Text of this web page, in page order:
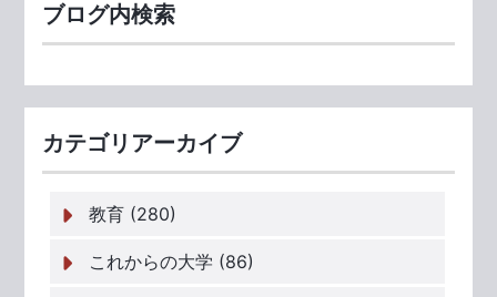
ブログ内検索
カテゴリアーカイブ
教育 (280)
これからの大学 (86)